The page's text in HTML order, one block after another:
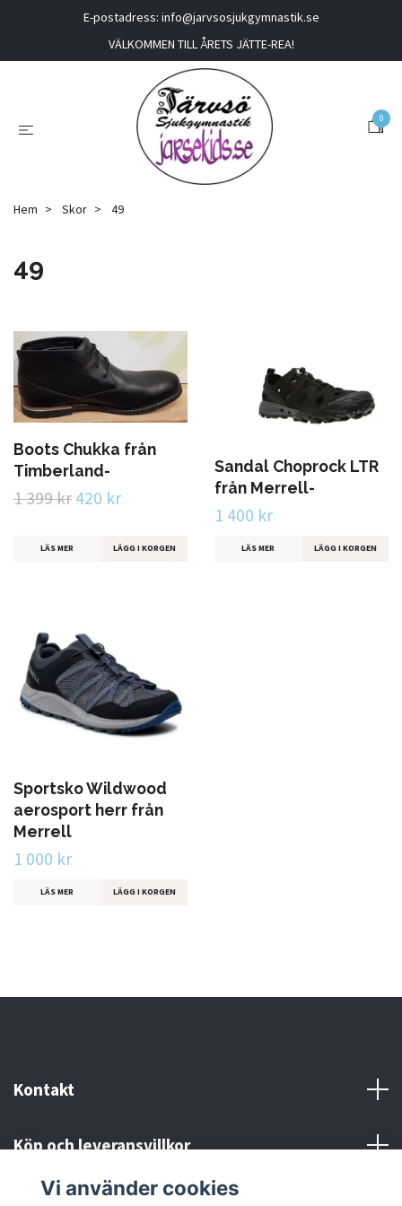
E-postadress: info@jarvsosjukgymnastik.se
VÄLKOMMEN TILL ÅRETS JÄTTE-REA!
0
Hem Skor 49
49
Boots Chukka från
Timberland-
1 399 kr 420 kr
LÄS MER LÄGG I KORGEN
Sandal Choprock LTR
från Merrell-
1 400 kr
LÄS MER LÄGG I KORGEN
Sportsko Wildwood
aerosport herr från
Merrell
1 000 kr
LÄS MER LÄGG I KORGEN
Kontakt
Köp och leveransvillkor
Sociala medier
Vi använder cookies